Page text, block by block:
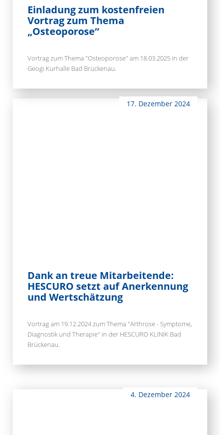
Einladung zum kostenfreien
Vortrag zum Thema
„Osteoporose“
Vortrag zum Thema "Osteoporose" am 18.03.2025 in der
Geogi Kurhalle Bad Brückenau.
Dank an treue Mitarbeitende:
HESCURO setzt auf Anerkennung
und Wertschätzung
17. Dezember 2024
Vortrag am 19.12.2024 zum Thema "Arthrose - Symptome,
Diagnostik und Therapie" in der HESCURO KLINIK Bad
Brückenau.
4. Dezember 2024